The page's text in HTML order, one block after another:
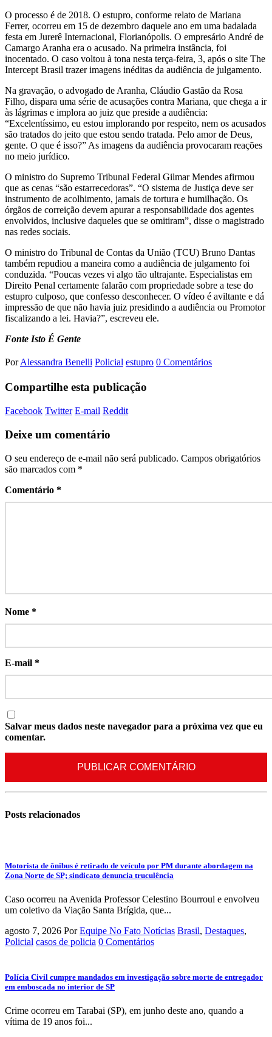
O processo é de 2018. O estupro, conforme relato de Mariana
Ferrer, ocorreu em 15 de dezembro daquele ano em uma badalada
festa em Jurerê Internacional, Florianópolis. O empresário André de
Camargo Aranha era o acusado. Na primeira instância, foi
inocentado. O caso voltou à tona nesta terça-feira, 3, após o site The
Intercept Brasil trazer imagens inéditas da audiência de julgamento.
Na gravação, o advogado de Aranha, Cláudio Gastão da Rosa
Filho, dispara uma série de acusações contra Mariana, que chega a ir
às lágrimas e implora ao juiz que preside a audiência:
“Excelentíssimo, eu estou implorando por respeito, nem os acusados
são tratados do jeito que estou sendo tratada. Pelo amor de Deus,
gente. O que é isso?” As imagens da audiência provocaram reações
no meio jurídico.
O ministro do Supremo Tribunal Federal Gilmar Mendes afirmou
que as cenas “são estarrecedoras”. “O sistema de Justiça deve ser
instrumento de acolhimento, jamais de tortura e humilhação. Os
órgãos de correição devem apurar a responsabilidade dos agentes
envolvidos, inclusive daqueles que se omitiram”, disse o magistrado
nas redes sociais.
O ministro do Tribunal de Contas da União (TCU) Bruno Dantas
também repudiou a maneira como a audiência de julgamento foi
conduzida. “Poucas vezes vi algo tão ultrajante. Especialistas em
Direito Penal certamente falarão com propriedade sobre a tese do
estupro culposo, que confesso desconhecer. O vídeo é aviltante e dá
impressão de que não havia juiz presidindo a audiência ou Promotor
fiscalizando a lei. Havia?”, escreveu ele.
Fonte Isto É Gente
Por Alessandra Benelli Policial estupro 0 Comentários
Compartilhe esta publicação
Facebook Twitter E-mail Reddit
Deixe um comentário
O seu endereço de e-mail não será publicado. Campos obrigatórios
são marcados com *
Comentário *
Nome *
E-mail *
Salvar meus dados neste navegador para a próxima vez que eu
comentar.
Posts relacionados
Motorista de ônibus é retirado de veículo por PM durante abordagem na
Zona Norte de SP; sindicato denuncia truculência
Caso ocorreu na Avenida Professor Celestino Bourroul e envolveu
um coletivo da Viação Santa Brígida, que...
agosto 7, 2026 Por Equipe No Fato Notícias Brasil, Destaques,
Policial casos de policia 0 Comentários
Polícia Civil cumpre mandados em investigação sobre morte de entregador
em emboscada no interior de SP
Crime ocorreu em Tarabai (SP), em junho deste ano, quando a
vítima de 19 anos foi...